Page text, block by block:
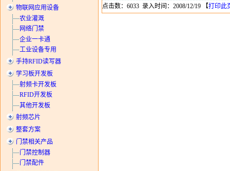
物联网应用设备
农业灌溉
网络门禁
企业一卡通
工业设备专用
手持RFID读写器
学习板开发板
射频卡开发板
RFID开发板
其他开发板
射频芯片
整套方案
门禁相关产品
门禁控制器
门禁配件
点击数：6033 录入时间：2008/12/19 【打印此